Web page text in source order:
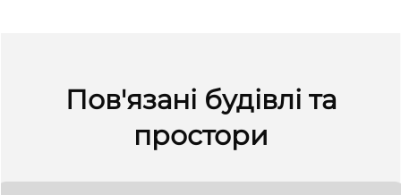
Пов'язані будівлі та
простори